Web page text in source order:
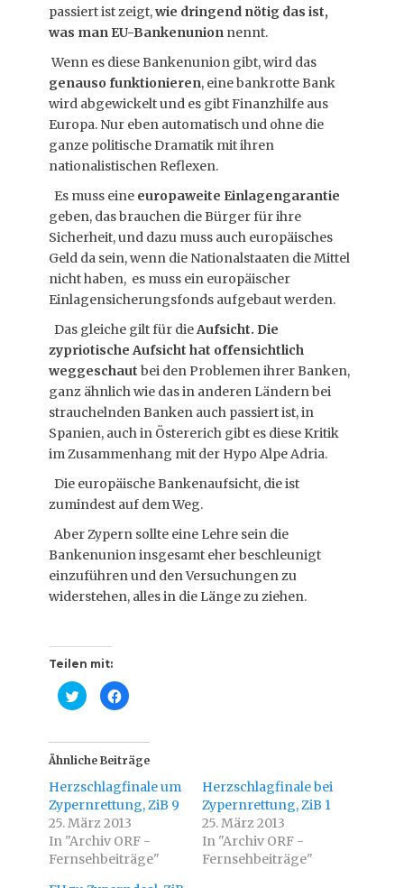
passiert ist zeigt,wie dringend nötig das ist,
was man EU-Bankenunion nennt.
Wenn es diese Bankenunion gibt, wird das
genauso funktionieren, eine bankrotte Bank
wird abgewickelt und es gibt Finanzhilfe aus
Europa. Nur eben automatisch und ohne die
ganze politische Dramatik mit ihren
nationalistischen Reflexen.
Es muss eine europaweite Einlagengarantie
geben, das brauchen die Bürger für ihre
Sicherheit, und dazu muss auch europäisches
Geld da sein, wenn die Nationalstaaten die Mittel
nicht haben, es muss ein europäischer
Einlagensicherungsfonds aufgebaut werden.
Das gleiche gilt für dieAufsicht. Die
zypriotische Aufsicht hat offensichtlich
weggeschaut bei den Problemen ihrer Banken,
ganz ähnlich wie das in anderen Ländern bei
strauchelnden Banken auch passiert ist, in
Spanien, auch in Östererich gibt es diese Kritik
im Zusammenhang mit der Hypo Alpe Adria.
Die europäische Bankenaufsicht, die ist
zumindest auf dem Weg.
Aber Zypern sollte eine Lehre sein die
Bankenunion insgesamt eher beschleunigt
einzuführen und den Versuchungen zu
widerstehen, alles in die Länge zu ziehen.
Teilen mit:
K
l
,
u
m
b
e
r
T
i
t
t
K
l
,
u
m
a
u
f
F
a
c
e
b
o
Ähnliche Beiträge
Herzschlagfinale um
Zypernrettung, ZiB 9
25. März 2013
In "Archiv ORF -
Fernsehbeiträge"
Herzschlagfinale bei
Zypernrettung, ZiB 1
25. März 2013
In "Archiv ORF -
Fernsehbeiträge"